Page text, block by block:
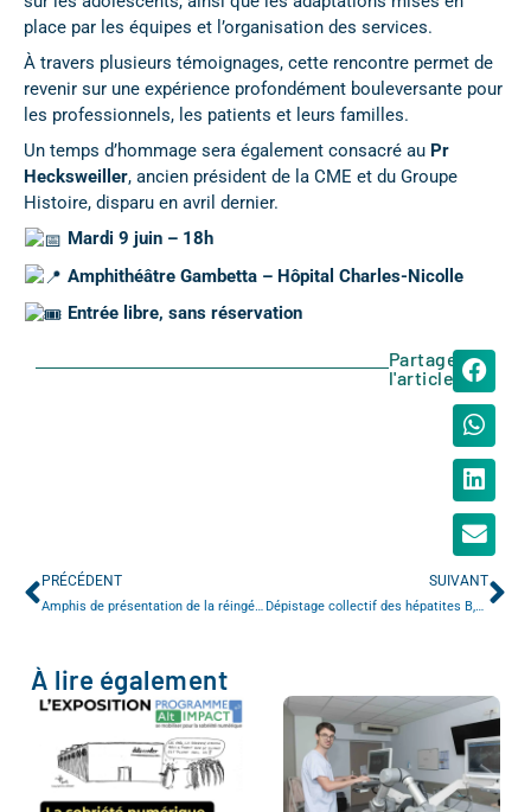
place par les équipes et l’organisation des services.
À travers plusieurs témoignages, cette rencontre permet de
revenir sur une expérience profondément bouleversante pour
les professionnels, les patients et leurs familles.
Un temps d’hommage sera également consacré au Pr
Hecksweiller, ancien président de la CME et du Groupe
Histoire, disparu en avril dernier.
Mardi 9 juin – 18h
Amphithéâtre Gambetta – Hôpital Charles-Nicolle
Entrée libre, sans réservation
Partager
l'article
PRÉCÉDENT SUIVANT
À lire également